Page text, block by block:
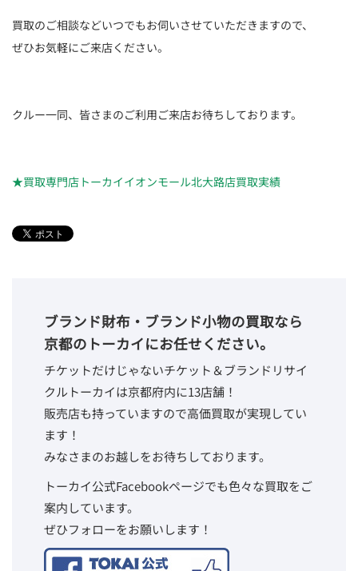
買取のご相談などいつでもお伺いさせていただきますので、
ぜひお気軽にご来店ください。
クルー一同、皆さまのご利用ご来店お待ちしております。
★買取専門店トーカイイオンモール北大路店買取実績
ブランド財布・ブランド小物の買取なら
京都のトーカイにお任せください。
チケットだけじゃないチケット＆ブランドリサイ
クルトーカイは京都府内に13店舗！
販売店も持っていますので高価買取が実現してい
ます！
みなさまのお越しをお待ちしております。
トーカイ公式Facebookページでも色々な買取をご
案内しています。
ぜひフォローをお願いします！